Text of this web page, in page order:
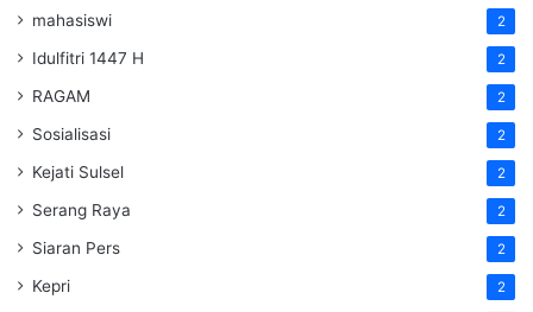
mahasiswi 2
Idulfitri 1447 H 2
RAGAM 2
Sosialisasi 2
Kejati Sulsel 2
Serang Raya 2
Siaran Pers 2
Kepri 2